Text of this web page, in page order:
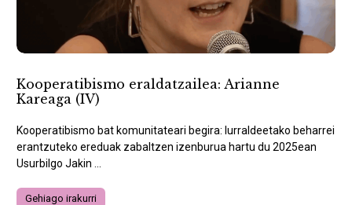
Kooperatibismo eraldatzailea: Arianne
Kareaga (IV)
Kooperatibismo bat komunitateari begira: lurraldeetako beharrei
erantzuteko ereduak zabaltzen izenburua hartu du 2025ean
Usurbilgo Jakin ...
Gehiago irakurri